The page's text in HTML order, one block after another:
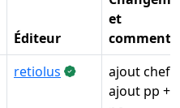
Éditeur
et
retiolus
ajout chef +
ajout pp +